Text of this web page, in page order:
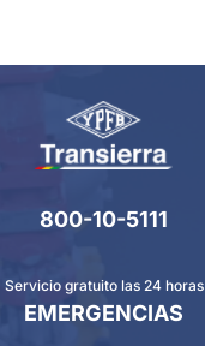
800-10-5111
Servicio gratuito las 24 horas
EMERGENCIAS